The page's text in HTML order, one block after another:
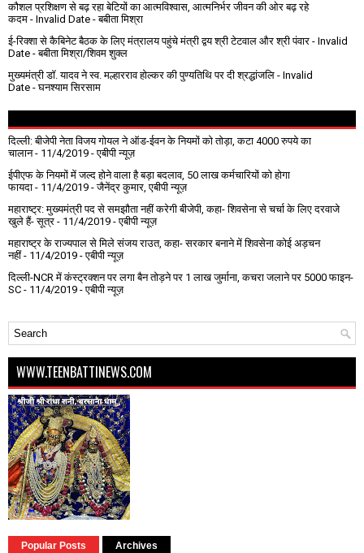
कौशल प्रशिक्षण से बढ़ रहा बेटियों का आत्मविश्वास, आत्मनिर्भर जीवन की ओर बढ़ रहे
कदम - Invalid Date - बबीता मिश्रा
ई-रिक्शा से कैबिनेट बैठक के लिए मंत्रालय पहुंचे मंत्री द्वय श्री टेटवाल और श्री पंवार - Invalid
Date - बबीता मिश्रा/शिवम शुक्ल
मुख्यमंत्री डॉ. यादव ने स्व. मल्हारराव होल्कर की पुण्यतिथि पर दी श्रद्धांजलि - Invalid
Date - घनश्याम सिरसाम
दिल्ली: बीजेपी नेता विजय गोयल ने ऑड-ईवन के नियमों को तोड़ा, कटा 4000 रुपये का
चालान- 11/4/2019 - एबीपी न्यूज़
ईपीएफ के नियमों में जल्द होने वाला है बड़ा बदलाव, 50 लाख कर्मचारियों को होगा
फायदा - 11/4/2019 - जैनेंद्र कुमार, एबीपी न्यूज़
महाराष्ट्र: मुख्यमंत्री पद से समझौता नहीं करेगी बीजेपी, कहा- शिवसेना से चर्चा के लिए दरवाजे
खुले हैं- सूत्र - 11/4/2019 - एबीपी न्यूज़
महाराष्ट्र के राज्यपाल से मिले संजय राउत, कहा- सरकार बनाने में शिवसेना कोई अड़चन
नहीं- 11/4/2019 - एबीपी न्यूज़
दिल्ली-NCR में कंस्ट्रक्शन पर लगा बैन तोड़ने पर 1 लाख जुर्माना, कचरा जलाने पर ₹5000 फाइन-
SC - 11/4/2019 - एबीपी न्यूज़
WWW.TEENBATTINEWS.COM
Popular Posts Archives